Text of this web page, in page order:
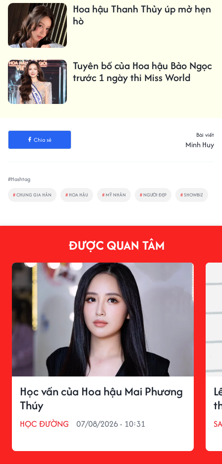
Hoa hậu Thanh Thủy úp mở hẹn
hò
Tuyên bố của Hoa hậu Bảo Ngọc
trước 1 ngày thi Miss World
Chia sẻ
Bài viết
Minh Huy
#Hashtag
#CHUNG GIA HÂN # HOA HẬU # MỸ NHÂN # NGƯỜI ĐẸP #SHOWBIZ
ĐƯỢC QUAN TÂM
Học vấn của Hoa hậu Mai Phương
Thúy
HỌC ĐƯỜNG 07/08/2026 - 10:31